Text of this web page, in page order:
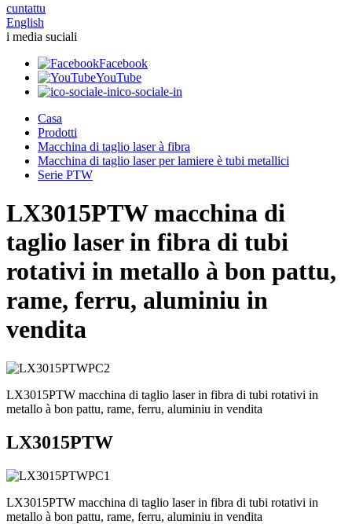
cuntattu
English
i media suciali
Facebook
YouTube
ico-sociale-in
Casa
Prodotti
Macchina di taglio laser à fibra
Macchina di taglio laser per lamiere è tubi metallici
Serie PTW
LX3015PTW macchina di
taglio laser in fibra di tubi
rotativi in ​​​​metallo à bon pattu,
rame, ferru, aluminiu in
vendita
LX3015PTW macchina di taglio laser in fibra di tubi rotativi in ​​​​
metallo à bon pattu, rame, ferru, aluminiu in vendita
LX3015PTW
LX3015PTW macchina di taglio laser in fibra di tubi rotativi in ​​​​
metallo à bon pattu, rame, ferru, aluminiu in vendita